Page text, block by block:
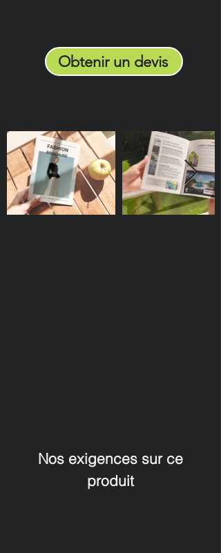
Obtenir un devis
Nos exigences sur ce
produit